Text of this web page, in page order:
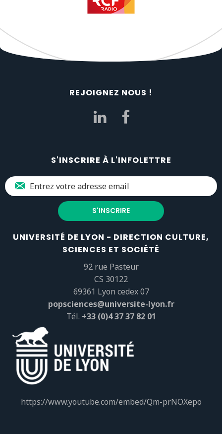
REJOIGNEZ NOUS !
S'INSCRIRE À L'INFOLETTRE
UNIVERSITÉ DE LYON - DIRECTION CULTURE,
SCIENCES ET SOCIÉTÉ
92 rue Pasteur
CS 30122
69361 Lyon cedex 07
popsciences@universite-lyon.fr
Tél. +33 (0)4 37 37 82 01
https://www.youtube.com/embed/Qm-prNOXepo